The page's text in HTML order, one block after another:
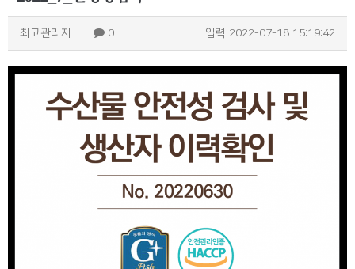
최고관리자 0 입력 2022-07-18 15:19:42